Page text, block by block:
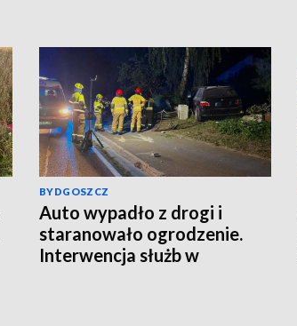
BYDGOSZCZ
Auto wypadło z drogi i
staranowało ogrodzenie.
Interwencja służb w